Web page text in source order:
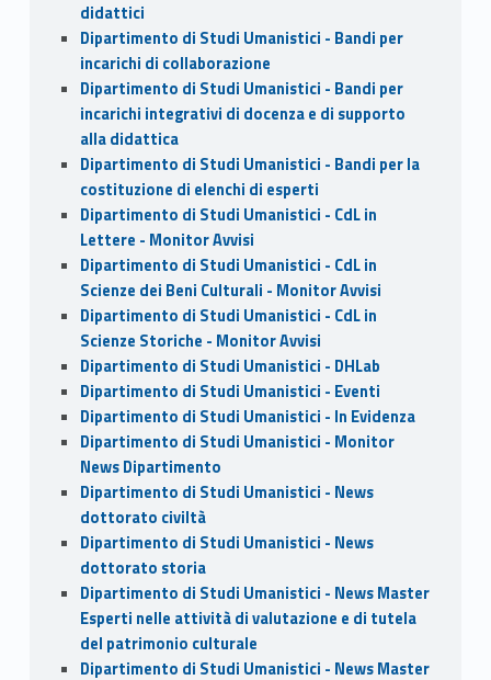
didattici
Dipartimento di Studi Umanistici - Bandi per
incarichi di collaborazione
Dipartimento di Studi Umanistici - Bandi per
incarichi integrativi di docenza e di supporto
alla didattica
Dipartimento di Studi Umanistici - Bandi per la
costituzione di elenchi di esperti
Dipartimento di Studi Umanistici - CdL in
Lettere - Monitor Avvisi
Dipartimento di Studi Umanistici - CdL in
Scienze dei Beni Culturali - Monitor Avvisi
Dipartimento di Studi Umanistici - CdL in
Scienze Storiche - Monitor Avvisi
Dipartimento di Studi Umanistici - DHLab
Dipartimento di Studi Umanistici - Eventi
Dipartimento di Studi Umanistici - In Evidenza
Dipartimento di Studi Umanistici - Monitor
News Dipartimento
Dipartimento di Studi Umanistici - News
dottorato civiltà
Dipartimento di Studi Umanistici - News
dottorato storia
Dipartimento di Studi Umanistici - News Master
Esperti nelle attività di valutazione e di tutela
del patrimonio culturale
Dipartimento di Studi Umanistici - News Master